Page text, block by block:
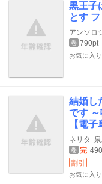
黒王子
とす
アンソロ
巻 790pt
お気に入
結婚し
です
【電子
ネリタ
巻 完
割引
お気に入